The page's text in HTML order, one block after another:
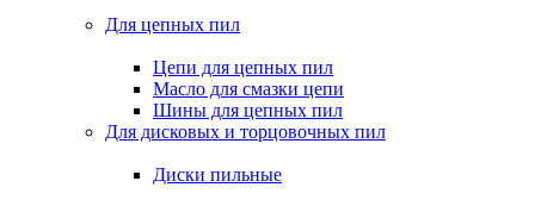
Для цепных пил
Цепи для цепных пил
Масло для смазки цепи
Шины для цепных пил
Для дисковых и торцовочных пил
Диски пильные